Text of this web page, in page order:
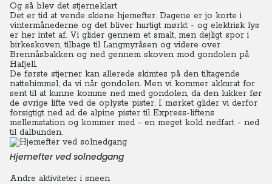
Og så blev det stjerneklart
Det er tid at vende skiene hjemefter. Dagene er jo korte i
vintermånederne og det bliver hurtigt mørkt - og elektrisk lys
er her intet af. Vi glider gennem et smalt, men dejligt spor i
birkeskoven, tilbage til Langmyråsen og videre over
Brennåsbakken og ned gennem skoven mod gondolen på
Hafjell.
De første stjerner kan allerede skimtes på den tiltagende
nattehimmel, da vi når gondolen. Men vi kommer akkurat for
sent til at kunne komme ned med gondolen, da den lukker før
de øvrige lifte ved de oplyste pister. I mørket glider vi derfor
forsigtigt ned ad de alpine pister til Express-liftens
mellemstation og kommer med - en meget kold nedfart - ned
til dalbunden.
Hjemefter ved solnedgang
Andre aktiviteter i sneen